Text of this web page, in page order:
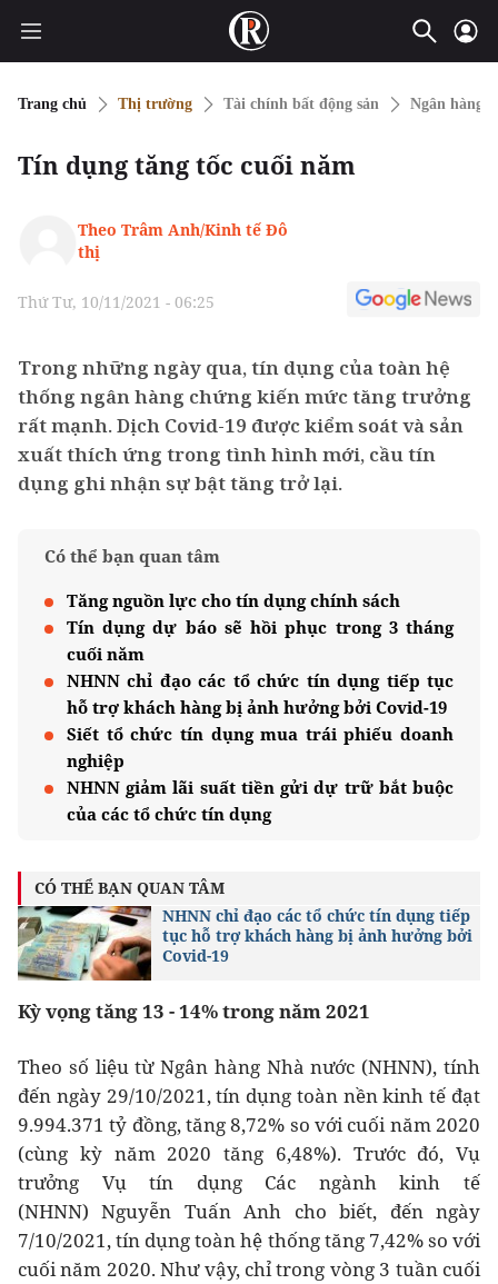
Trang chủ Thị trường Tài chính bất động sản Ngân hàng
Tín dụng tăng tốc cuối năm
Theo Trâm Anh/Kinh tế Đô
thị
Thứ Tư, 10/11/2021 - 06:25
Trong những ngày qua, tín dụng của toàn hệ
thống ngân hàng chứng kiến mức tăng trưởng
rất mạnh. Dịch Covid-19 được kiểm soát và sản
xuất thích ứng trong tình hình mới, cầu tín
dụng ghi nhận sự bật tăng trở lại.
Có thể bạn quan tâm
Tăng nguồn lực cho tín dụng chính sách
Tín dụng dự báo sẽ hồi phục trong 3 tháng
cuối năm
NHNN chỉ đạo các tổ chức tín dụng tiếp tục
hỗ trợ khách hàng bị ảnh hưởng bởi Covid-19
Siết tổ chức tín dụng mua trái phiếu doanh
nghiệp
NHNN giảm lãi suất tiền gửi dự trữ bắt buộc
của các tổ chức tín dụng
CÓ THỂ BẠN QUAN TÂM
NHNN chỉ đạo các tổ chức tín dụng tiếp
tục hỗ trợ khách hàng bị ảnh hưởng bởi
Covid-19
Kỳ vọng tăng 13 - 14% trong năm 2021
Theo số liệu từ Ngân hàng Nhà nước (NHNN), tính
đến ngày 29/10/2021, tín dụng toàn nền kinh tế đạt
9.994.371 tỷ đồng, tăng 8,72% so với cuối năm 2020
(cùng kỳ năm 2020 tăng 6,48%). Trước đó, Vụ
trưởng Vụ tín dụng Các ngành kinh tế
(NHNN) Nguyễn Tuấn Anh cho biết, đến ngày
7/10/2021, tín dụng toàn hệ thống tăng 7,42% so với
cuối năm 2020. Như vậy, chỉ trong vòng 3 tuần cuối